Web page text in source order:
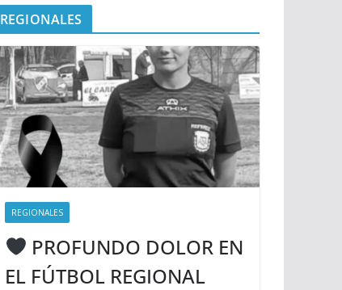
REGIONALES
REGIONALES
PROFUNDO DOLOR EN
EL FÚTBOL REGIONAL